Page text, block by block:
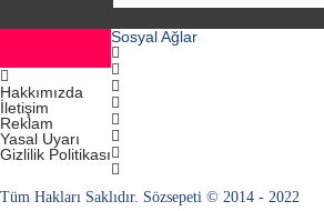
Hakkımızda
İletişim
Reklam
Yasal Uyarı
Gizlilik Politikası
Sosyal Ağlar
Tüm Hakları Saklıdır. Sözsepeti © 2014 - 2022